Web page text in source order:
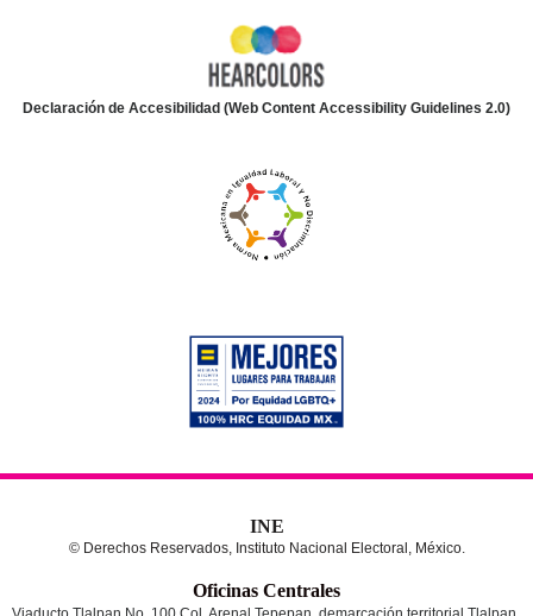
Declaración de Accesibilidad (Web Content Accessibility Guidelines 2.0)
INE
© Derechos Reservados, Instituto Nacional Electoral, México.
Oficinas Centrales